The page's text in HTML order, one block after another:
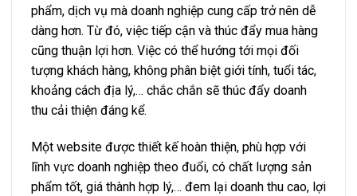
phẩm, dịch vụ mà doanh nghiệp cung cấp trở nên dễ
dàng hơn. Từ đó, việc tiếp cận và thúc đẩy mua hàng
cũng thuận lợi hơn. Việc có thể hướng tới mọi đối
tượng khách hàng, không phân biệt giới tính, tuổi tác,
khoảng cách địa lý,… chắc chắn sẽ thúc đẩy doanh
thu cải thiện đáng kể.
Một website được thiết kế hoàn thiện, phù hợp với
lĩnh vực doanh nghiệp theo đuổi, có chất lượng sản
phẩm tốt, giá thành hợp lý,… đem lại doanh thu cao, lợi